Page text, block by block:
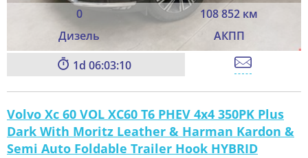
0
108 852 км
Дизель
АКПП
1
06:03:08
Volvo Xc 60 VOL XC60 T6 PHEV 4x4 350PK Plus
Dark With Moritz Leather & Harman Kardon &
Semi Auto Foldable Trailer Hook HYBRID